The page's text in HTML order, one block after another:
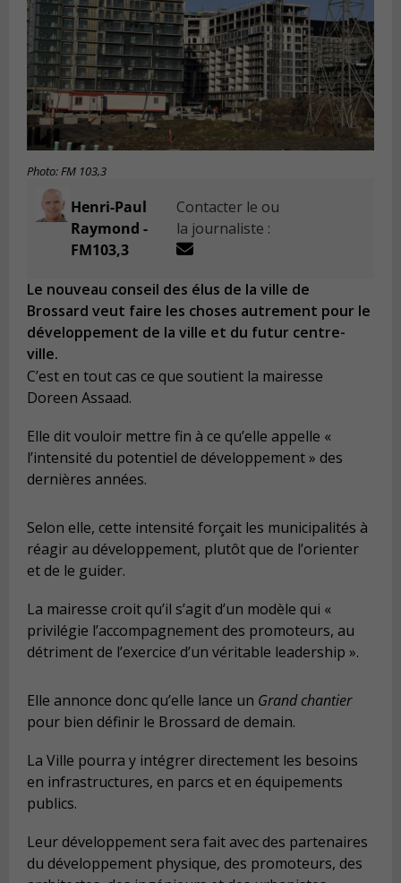
Photo: FM 103,3
Henri-Paul
Raymond -
FM103,3
Contacter le ou
la journaliste :
Le nouveau conseil des élus de la ville de
Brossard veut faire les choses autrement pour le
développement de la ville et du futur centre-
ville.
C’est en tout cas ce que soutient la mairesse
Doreen Assaad.
Elle dit vouloir mettre fin à ce qu’elle appelle «
l’intensité du potentiel de développement » des
dernières années.
Selon elle, cette intensité forçait les municipalités à
réagir au développement, plutôt que de l’orienter
et de le guider.
La mairesse croit qu’il s’agit d’un modèle qui «
privilégie l’accompagnement des promoteurs, au
détriment de l’exercice d’un véritable leadership ».
Elle annonce donc qu’elle lance un Grand chantier
pour bien définir le Brossard de demain.
La Ville pourra y intégrer directement les besoins
en infrastructures, en parcs et en équipements
publics.
Leur développement sera fait avec des partenaires
du développement physique, des promoteurs, des